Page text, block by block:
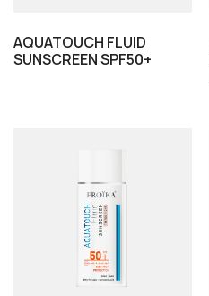
AQUATOUCH FLUID
SUNSCREEN SPF50+